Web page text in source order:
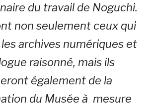
du travail de Noguchi.
non seulement ceux qui
archives numériques et
raisonné, mais ils
également de la
du Musée à mesure